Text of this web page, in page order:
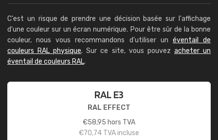
C'est un risque de prendre une décision basée sur l'affichage
d'une couleur sur un écran numérique. Pour être sûr de la bonne
couleur, nous vous recommandons d'utiliser un éventail de
couleurs RAL physique. Sur ce site, vous pouvez acheter un
éventail de couleurs RAL.
RAL E3
RAL EFFECT
€58,95 hors TVA
€70,74 TVA incluse